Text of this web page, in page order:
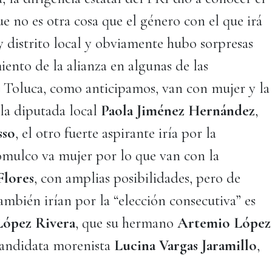
no es otra cosa que el género con el que irá
distrito local y obviamente hubo sorpresas
de la alianza en algunas de las
Toluca, como anticipamos, van con mujer y la
diputada local Paola Jiménez Hernández,
, el otro fuerte aspirante iría por la
va mujer por lo que van con la
, con amplias posibilidades, pero de
irían por la “elección consecutiva” es
Rivera, que su hermano Artemio López
morenista Lucina Vargas Jaramillo,